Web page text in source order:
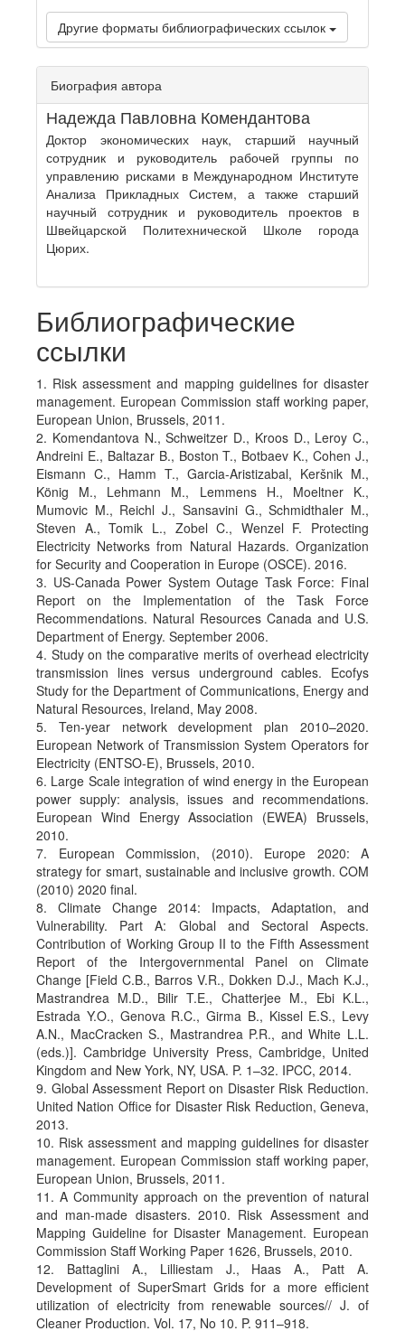
Другие форматы библиографических ссылок
Биография автора
Надежда Павловна Комендантова
Доктор экономических наук, старший научный
сотрудник и руководитель рабочей группы по
управлению рисками в Международном Институте
Анализа Прикладных Систем, а также старший
научный сотрудник и руководитель проектов в
Швейцарской Политехнической Школе города
Цюрих.
Библиографические
ссылки
1. Risk assessment and mapping guidelines for disaster
management. European Commission staff working paper,
European Union, Brussels, 2011.
2. Komendantova N., Schweitzer D., Kroos D., Leroy C.,
Andreini E., Baltazar B., Boston T., Botbaev K., Cohen J.,
Eismann C., Hamm T., Garcia-Aristizabal, Keršnik M.,
König M., Lehmann M., Lemmens H., Moeltner K.,
Mumovic M., Reichl J., Sansavini G., Schmidthaler M.,
Steven A., Tomik L., Zobel C., Wenzel F. Protecting
Electricity Networks from Natural Hazards. Organization
for Security and Cooperation in Europe (OSCE). 2016.
3. US-Canada Power System Outage Task Force: Final
Report on the Implementation of the Task Force
Recommendations. Natural Resources Canada and U.S.
Department of Energy. September 2006.
4. Study on the comparative merits of overhead electricity
transmission lines versus underground cables. Ecofys
Study for the Department of Communications, Energy and
Natural Resources, Ireland, May 2008.
5. Ten-year network development plan 2010–2020.
European Network of Transmission System Operators for
Electricity (ENTSO-E), Brussels, 2010.
6. Large Scale integration of wind energy in the European
power supply: analysis, issues and recommendations.
European Wind Energy Association (EWEA) Brussels,
2010.
7. European Commission, (2010). Europe 2020: A
strategy for smart, sustainable and inclusive growth. COM
(2010) 2020 final.
8. Climate Change 2014: Impacts, Adaptation, and
Vulnerability. Part A: Global and Sectoral Aspects.
Contribution of Working Group II to the Fifth Assessment
Report of the Intergovernmental Panel on Climate
Change [Field C.B., Barros V.R., Dokken D.J., Mach K.J.,
Mastrandrea M.D., Bilir T.E., Chatterjee M., Ebi K.L.,
Estrada Y.O., Genova R.C., Girma B., Kissel E.S., Levy
A.N., MacCracken S., Mastrandrea P.R., and White L.L.
(eds.)]. Cambridge University Press, Cambridge, United
Kingdom and New York, NY, USA. P. 1–32. IPCC, 2014.
9. Global Assessment Report on Disaster Risk Reduction.
United Nation Office for Disaster Risk Reduction, Geneva,
2013.
10. Risk assessment and mapping guidelines for disaster
management. European Commission staff working paper,
European Union, Brussels, 2011.
11. A Community approach on the prevention of natural
and man-made disasters. 2010. Risk Assessment and
Mapping Guideline for Disaster Management. European
Commission Staff Working Paper 1626, Brussels, 2010.
12. Battaglini A., Lilliestam J., Haas A., Patt A.
Development of SuperSmart Grids for a more efficient
utilization of electricity from renewable sources// J. of
Cleaner Production. Vol. 17, No 10. P. 911–918.